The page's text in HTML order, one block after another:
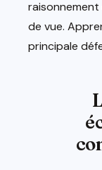
raisonnement
de vue.
principale